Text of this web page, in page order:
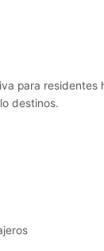
para residentes
destinos.